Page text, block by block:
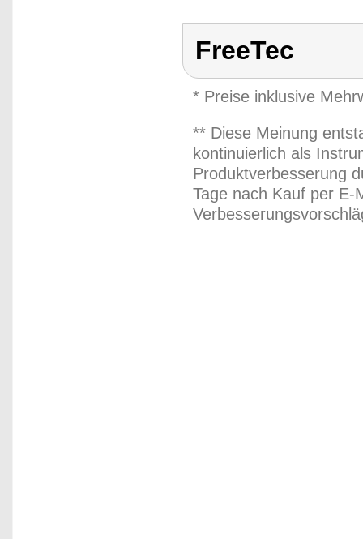
FreeTec
* Preise inklusive
** Diese Meinung
kontinuierlich als
Produktverbesserung
Tage nach Kauf per E-